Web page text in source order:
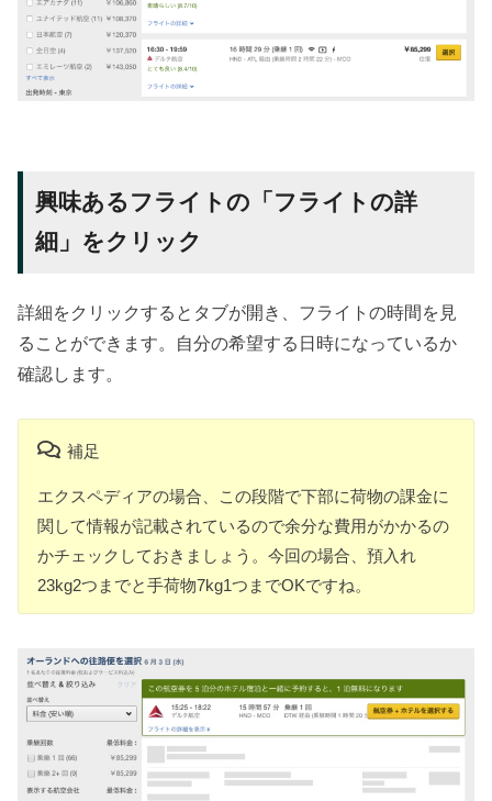
興味あるフライトの「フライトの詳
細」をクリック
詳細をクリックするとタブが開き、フライトの時間を見
ることができます。自分の希望する日時になっているか
確認します。
補足
エクスペディアの場合、この段階で下部に荷物の課金に
関して情報が記載されているので余分な費用がかかるの
かチェックしておきましょう。今回の場合、預入れ
23kg2つまでと手荷物7kg1つまでOKですね。